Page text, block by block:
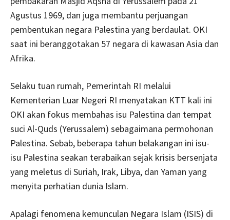
Agustus 1969, dan juga membantu perjuangan
pembentukan negara Palestina yang berdaulat. OKI
saat ini beranggotakan 57 negara di kawasan Asia dan
Afrika.
Selaku tuan rumah, Pemerintah RI melalui
Kementerian Luar Negeri RI menyatakan KTT kali ini
OKI akan fokus membahas isu Palestina dan tempat
suci Al-Quds (Yerussalem) sebagaimana permohonan
Palestina. Sebab, beberapa tahun belakangan ini isu-
isu Palestina seakan terabaikan sejak krisis bersenjata
yang meletus di Suriah, Irak, Libya, dan Yaman yang
menyita perhatian dunia Islam.
Apalagi fenomena kemunculan Negara Islam (ISIS) di